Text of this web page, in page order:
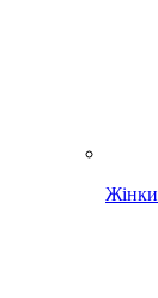
Жінки